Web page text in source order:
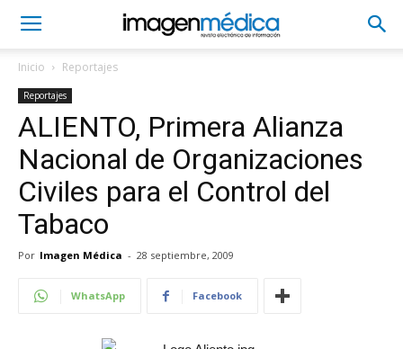
Inicio Reportajes
Reportajes
ALIENTO, Primera Alianza
Nacional de Organizaciones
Civiles para el Control del
Tabaco
Por Imagen Médica - 28 septiembre, 2009
WhatsApp Facebook